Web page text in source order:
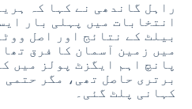
راہل گاندھی نے کہا کہ
انتخابات میں پہلی بار
بیلٹ کے نتائج اور اصل
میں زمین آسمان کا فرق
پانچ اہم ایگزٹ پولز میں
برتری حاصل تھی، مگر حتمی
کہانی پلٹ گئی۔